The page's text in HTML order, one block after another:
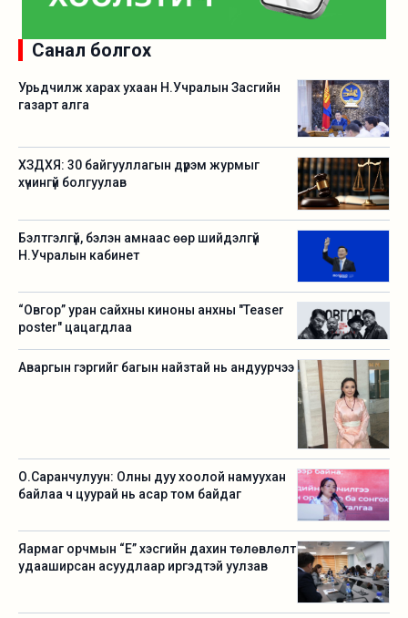
Санал болгох
Урьдчилж харах ухаан Н.Учралын Засгийн
газарт алга
ХЗДХЯ: 30 байгууллагын дүрэм журмыг
хүчингүй болгуулав
Бэлтгэлгүй, бэлэн амнаас өөр шийдэлгүй
Н.Учралын кабинет
“Овгор” уран сайхны киноны анхны "Teaser
poster" цацагдлаа
Аваргын гэргийг багын найзтай нь андуурчээ
О.Саранчулуун: Олны дуу хоолой намуухан
байлаа ч цуурай нь асар том байдаг
Яармаг орчмын “Е” хэсгийн дахин төлөвлөлт
удааширсан асуудлаар иргэдтэй уулзав